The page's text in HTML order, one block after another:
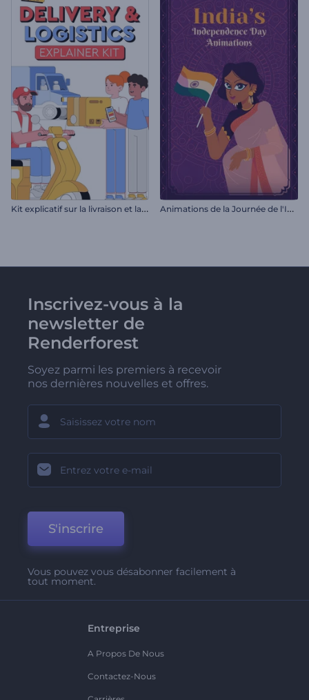
K
it explicatif sur la livraison et la logistique A
nimations de la Journée de l'Indépendance de l'Inde
Inscrivez-vous à la
newsletter de
Renderforest
Soyez parmi les premiers à recevoir
nos dernières nouvelles et offres.
S'inscrire
Vous pouvez vous désabonner facilement à
tout moment.
Entreprise
A Propos De Nous
Contactez-Nous